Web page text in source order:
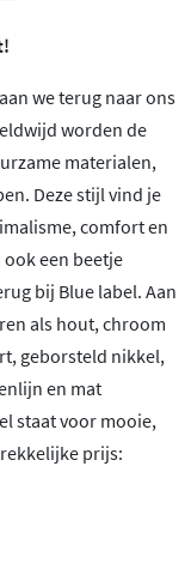
we terug naar ons
worden de
materialen,
Deze stijl vind je
comfort en
een beetje
bij Blue label. Aan
als hout, chroom
geborsteld nikkel,
en mat
staat voor mooie,
prijs: